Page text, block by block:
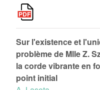
Sur l'existence et
problème de Mlle Z.
la corde vibrante en
point initial